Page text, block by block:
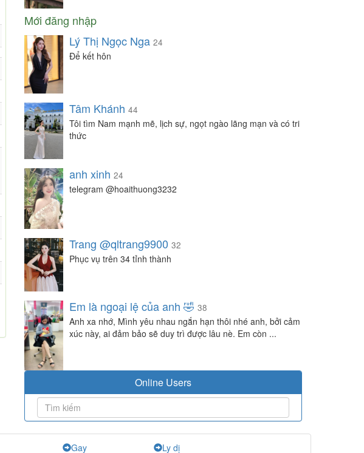
Mới đăng nhập
Lý Thị Ngọc Nga 24
Để kết hôn
Tâm Khánh 44
Tôi tìm Nam mạnh mẽ, lịch sự, ngọt ngào lãng mạn và có tri
thức
anh xinh 24
telegram @hoaithuong3232
Trang @qltrang9900 32
Phục vụ trên 34 tỉnh thành
Em là ngoại lệ của anh 🤣 38
Anh xa nhớ, Mình yêu nhau ngắn hạn thôi nhé anh, bởi cảm
xúc này, ai đảm bảo sẽ duy trì được lâu nè. Em còn ...
Online Users
Gay Ly dị